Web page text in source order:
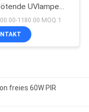
UVlampe
Omni1180.00 MOQ:1
freies 60W PIR